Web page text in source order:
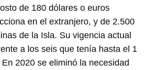
de 180 dólares o euros
en el extranjero, y de 2.500
de la Isla. Su vigencia actual
a los seis que tenía hasta el 1
2020 se eliminó la necesidad